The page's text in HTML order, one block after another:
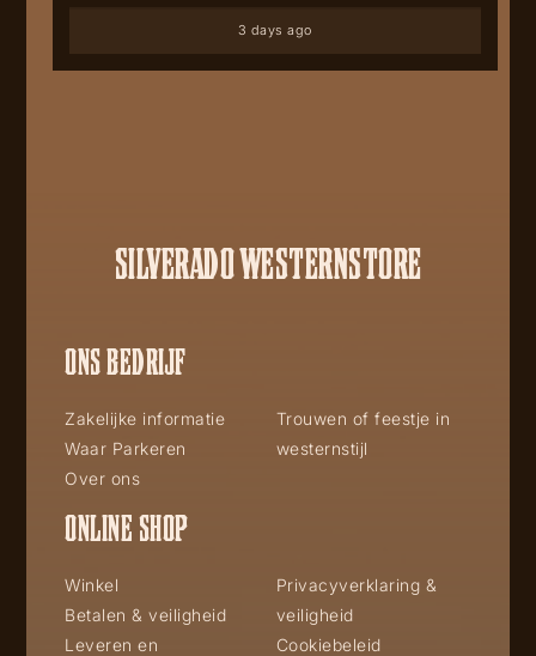
3 days ago
SILVERADO WESTERNSTORE
ONS BEDRIJF
Zakelijke informatie
Waar Parkeren
Over ons
Trouwen of feestje in
westernstijl
ONLINE SHOP
Winkel
Betalen & veiligheid
Leveren en
Privacyverklaring &
veiligheid
Cookiebeleid